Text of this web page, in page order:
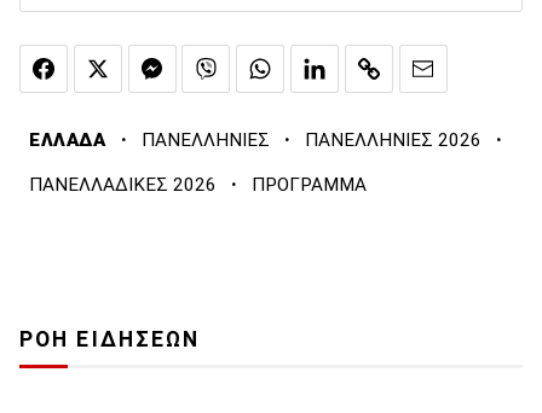
ΕΛΛΑΔΑ · ΠΑΝΕΛΛΗΝΙΕΣ · ΠΑΝΕΛΛΗΝΙΕΣ 2026 ·
ΠΑΝΕΛΛΑΔΙΚΕΣ 2026 · ΠΡΟΓΡΑΜΜΑ
ΡΟΗ ΕΙΔΗΣΕΩΝ